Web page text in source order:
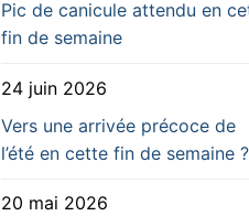
Pic de canicule attendu en
fin de semaine
24 juin 2026
Vers une arrivée précoce de
l’été en cette fin de semaine ?
20 mai 2026